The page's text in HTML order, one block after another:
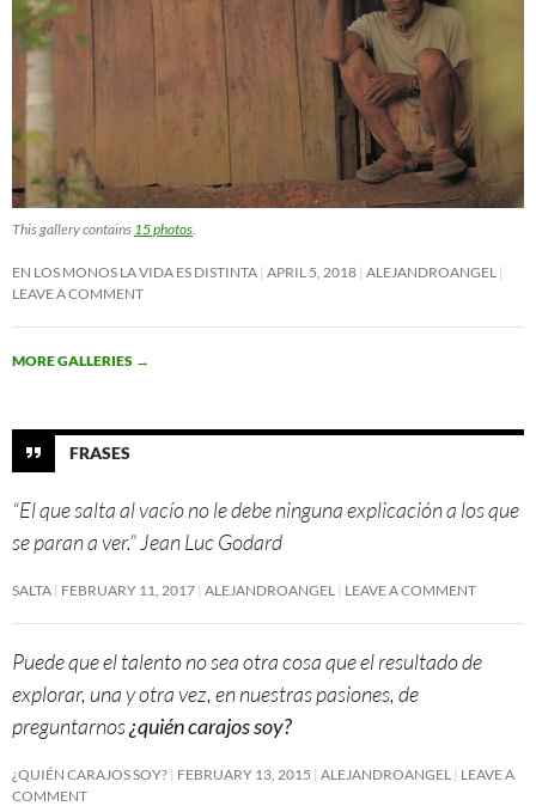
This gallery contains 15 photos
EN LOS MONOS LA VIDA ES DISTINTA APRIL 5, 2018 ALEJANDROANGEL
LEAVE A COMMENT
MORE GALLERIES →
FRASES
“El que salta al vacío no le debe ninguna explicación a los que
se paran a ver.” Jean Luc Godard
SALTA FEBRUARY 11, 2017 ALEJANDROANGEL LEAVE A COMMENT
Puede que el talento no sea otra cosa que el resultado de
explorar, una y otra vez, en nuestras pasiones, de
preguntarnos¿quién carajos soy?
¿QUIÉN CARAJOS SOY? FEBRUARY 13, 2015 ALEJANDROANGEL
LEAVE A
COMMENT